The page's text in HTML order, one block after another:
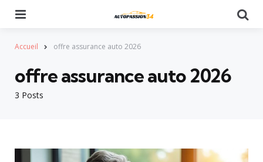
Accueil offre assurance auto 2026
3 Posts
offre assurance auto 2026